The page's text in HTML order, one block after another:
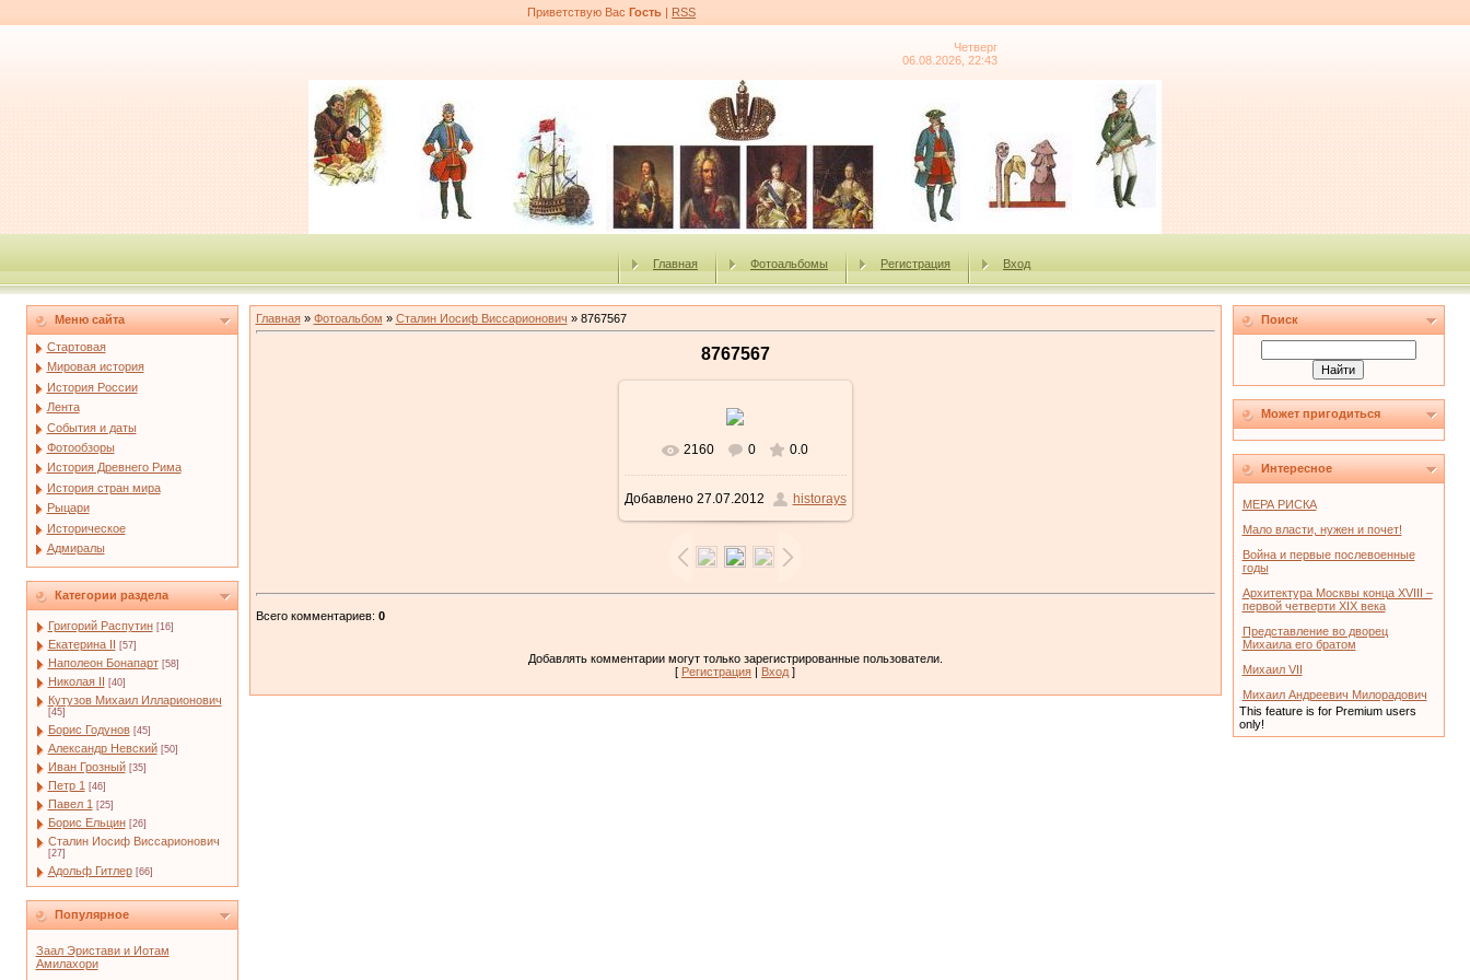
Приветствую Вас Гость | RSS
Четверг
06.08.2026, 22:43
Главная Фотоальбомы Регистрация Вход
Меню сайта
Стартовая
Мировая история
История России
Лента
События и даты
Фотообзоры
История Древнего Рима
История стран мира
Рыцари
Историческое
Адмиралы
Категории раздела
Григорий Распутин [16]
Екатерина II [57]
Наполеон Бонапарт [58]
Николая II [40]
Кутузов Михаил Илларионович
[45]
Борис Годунов [45]
Александр Невский [50]
Иван Грозный [35]
Петр 1 [46]
Павел 1 [25]
Борис Ельцин [26]
Сталин Иосиф Виссарионович
[27]
Адольф Гитлер [66]
Популярное
Заал Эристави и Иотам
Амилахори
Главная» Фотоальбом » Сталин Иосиф Виссарионович » 8767567
8767567
В реальном размере
411x640/ 52.5Kb
2160 0 0.0
Добавлено27.07.2012 historays
Всего комментариев: 0
Добавлять комментарии могут только зарегистрированные пользователи.
[ Регистрация | Вход ]
Поиск
Может пригодиться
Интересное
МЕРА РИСКА
Мало власти, нужен и почет!
Война и первые послевоенные
годы
Архитектура Москвы конца XVIII –
первой четверти XIX века
Представление во дворец
Михаила его братом
Михаил VII
Михаил Андреевич Милорадович
This feature is for Premium users
only!